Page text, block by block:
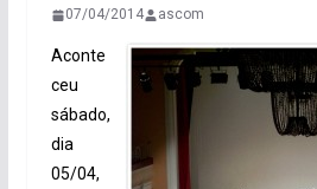
07/04/2014 ascom
Aconte
ceu
sábado,
dia
05/04,